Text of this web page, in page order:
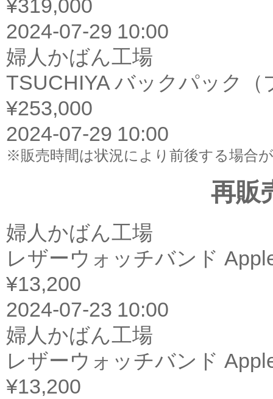
¥319,000
2024-07-29 10:00
婦人かばん工場
TSUCHIYA バックパック（
¥253,000
2024-07-29 10:00
※販売時間は状況により前後する場合
再販
婦人かばん工場
レザーウォッチバンド
¥13,200
2024-07-23 10:00
婦人かばん工場
レザーウォッチバンド
¥13,200